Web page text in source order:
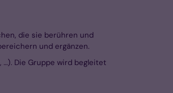
die sie berühren und
und ergänzen.
Die Gruppe wird begleitet